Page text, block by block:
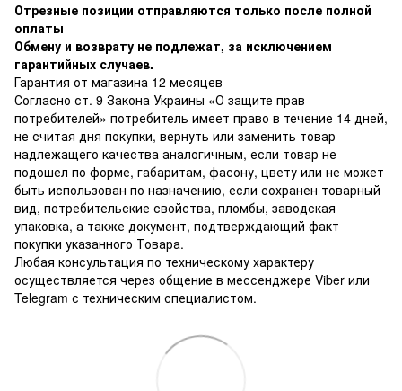
Отрезные позиции отправляются только после полной
оплаты
Обмену и возврату не подлежат, за исключением
гарантийных случаев.
Гарантия от магазина 12 месяцев
Согласно ст. 9 Закона Украины «О защите прав
потребителей» потребитель имеет право в течение 14 дней,
не считая дня покупки, вернуть или заменить товар
надлежащего качества аналогичным, если товар не
подошел по форме, габаритам, фасону, цвету или не может
быть использован по назначению, если сохранен товарный
вид, потребительские свойства, пломбы, заводская
упаковка, а также документ, подтверждающий факт
покупки указанного Товара.
Любая консультация по техническому характеру
осуществляется через общение в мессенджере Viber или
Telegram с техническим специалистом.